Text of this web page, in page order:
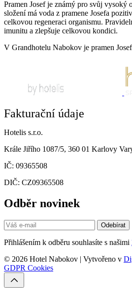
Pramen Josef je známý pro svůj
složení má voda z pramene Josefa
celkovou regeneraci organismu.
imunitu a zlepšuje celkovou kondici.
V Grandhotelu Nabokov je pramen
Fakturační údaje
Hotelis s.r.o.
Krále Jiřího 1087/5, 360 01 Karlovy
IČ: 09365508
DIČ: CZ09365508
Odběr novinek
Odebírat
Přihlášením k odběru souhlasíte s našimi
© 2026 Hotel Nabokov | Vytvořeno v
GDPR Cookies